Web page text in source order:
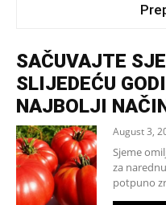
SAČUVAJTE
SLIJEDEĆU
NAJBOLJI
August 3,
Sjeme
za
potpuno